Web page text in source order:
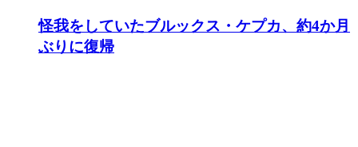
怪我をしていたブルックス・ケプカ、約4か月
ぶりに復帰